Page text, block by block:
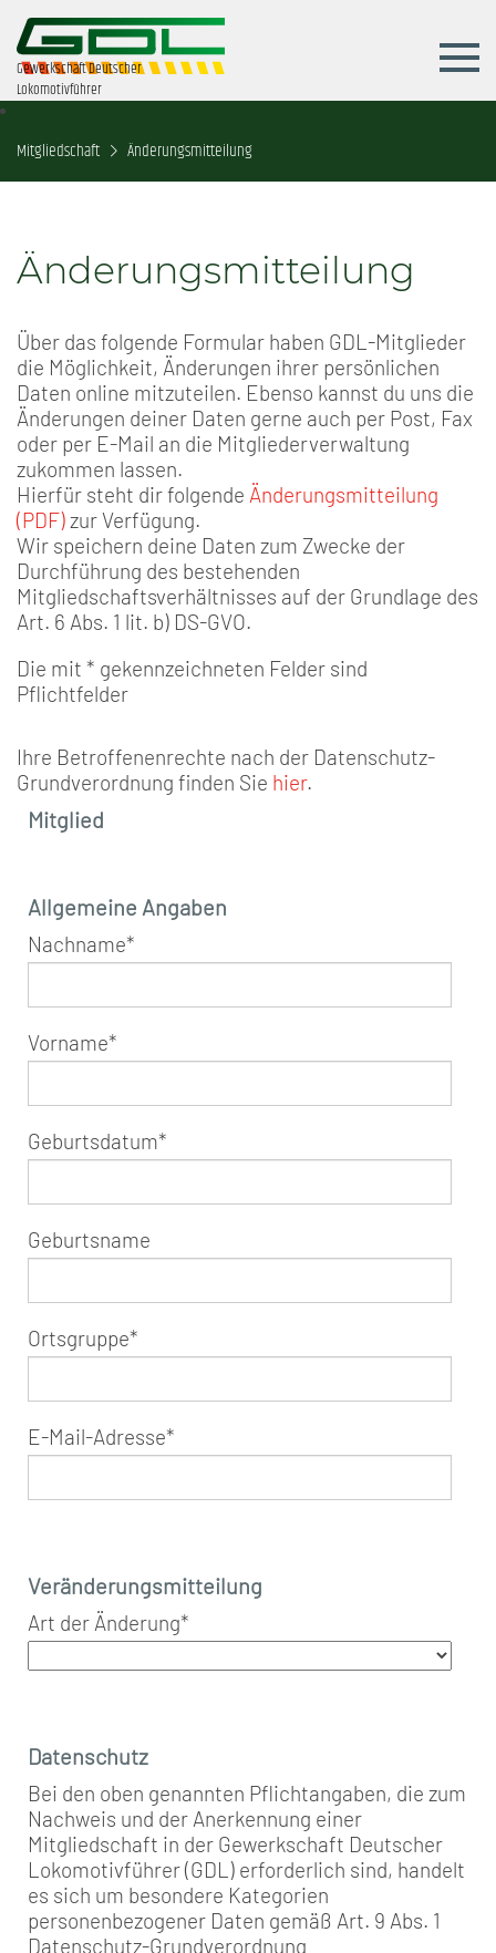
Gewerkschaft Deutscher
Lokomotivführer
Mitgliedschaft Änderungsmitteilung
Änderungsmitteilung
Über das folgende Formular haben GDL-Mitglieder
die Möglichkeit, Änderungen ihrer persönlichen
Daten online mitzuteilen. Ebenso kannst du uns die
Änderungen deiner Daten gerne auch per Post, Fax
oder per E-Mail an die Mitgliederverwaltung
zukommen lassen.
Hierfür steht dir folgende Änderungsmitteilung
(PDF)zur Verfügung.
Wir speichern deine Daten zum Zwecke der
Durchführung des bestehenden
Mitgliedschaftsverhältnisses auf der Grundlage des
Art. 6 Abs. 1 lit. b) DS-GVO.
Die mit * gekennzeichneten Felder sind
Pflichtfelder
Ihre Betroffenenrechte nach der Datenschutz-
Grundverordnung finden Sie hier.
Mitglied
Allgemeine Angaben
Nachname*
Vorname*
Geburtsdatum*
Geburtsname
Ortsgruppe*
E-Mail-Adresse*
Veränderungsmitteilung
Art der Änderung*
Datenschutz
Bei den oben genannten Pflichtangaben, die zum
Nachweis und der Anerkennung einer
Mitgliedschaft in der Gewerkschaft Deutscher
Lokomotivführer (GDL) erforderlich sind, handelt
es sich um besondere Kategorien
personenbezogener Daten gemäß Art. 9 Abs. 1
Datenschutz-Grundverordnung